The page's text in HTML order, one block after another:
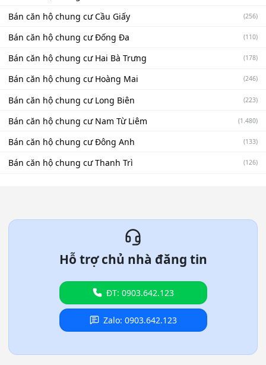
Bán căn hộ chung cư Cầu Giấy (256)
Bán căn hộ chung cư Đống Đa (110)
Bán căn hộ chung cư Hai Bà Trưng (178)
Bán căn hộ chung cư Hoàng Mai (246)
Bán căn hộ chung cư Long Biên (223)
Bán căn hộ chung cư Nam Từ Liêm (1.480)
Bán căn hộ chung cư Đông Anh (133)
Bán căn hộ chung cư Thanh Trì (126)
Hỗ trợ chủ nhà đăng tin
ĐT: 0903.642.123
Zalo: 0903.642.123